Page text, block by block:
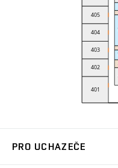
PRO UCHAZEČE